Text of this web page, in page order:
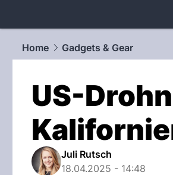
Home
Gadgets & Gear
US-
Juli Rutsch
18.04.2025 - 14:48